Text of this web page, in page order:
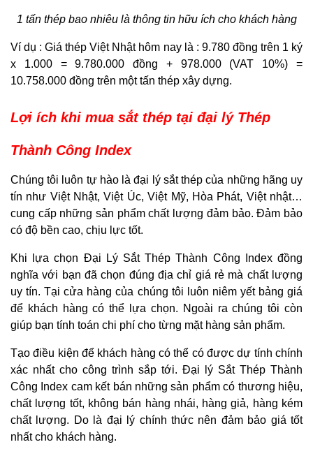
1 tấn thép bao nhiêu là thông tin hữu ích cho khách hàng
Ví dụ : Giá thép Việt Nhật hôm nay là : 9.780 đồng trên 1 ký
x 1.000 = 9.780.000 đồng + 978.000 (VAT 10%) =
10.758.000 đồng trên một tấn thép xây dựng.
Lợi ích khi mua sắt thép tại đại lý Thép
Thành Công Index
Chúng tôi luôn tự hào là đại lý sắt thép của những hãng uy
tín như Việt Nhật, Việt Úc, Việt Mỹ, Hòa Phát, Việt nhật…
cung cấp những sản phẩm chất lượng đảm bảo. Đảm bảo
có độ bền cao, chịu lực tốt.
Khi lựa chọn Đại Lý Sắt Thép Thành Công Index đồng
nghĩa với bạn đã chọn đúng địa chỉ giá rẻ mà chất lượng
uy tín. Tại cửa hàng của chúng tôi luôn niêm yết bảng giá
để khách hàng có thể lựa chọn. Ngoài ra chúng tôi còn
giúp bạn tính toán chi phí cho từng mặt hàng sản phẩm.
Tạo điều kiện để khách hàng có thể có được dự tính chính
xác nhất cho công trình sắp tới. Đại lý Sắt Thép Thành
Công Index cam kết bán những sản phẩm có thương hiệu,
chất lượng tốt, không bán hàng nhái, hàng giả, hàng kém
chất lượng. Do là đại lý chính thức nên đảm bảo giá tốt
nhất cho khách hàng.